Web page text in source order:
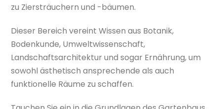
zu Ziersträuchern und -bäumen.
Dieser Bereich vereint Wissen aus Botanik,
Bodenkunde, Umweltwissenschaft,
Landschaftsarchitektur und sogar Ernährung, um
sowohl ästhetisch ansprechende als auch
funktionelle Räume zu schaffen.